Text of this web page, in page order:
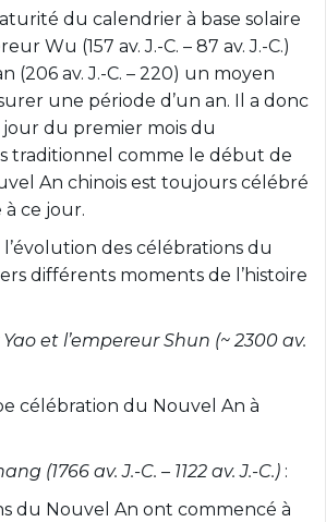
du calendrier à base solaire
Wu (157 av. J.-C. – 87 av. J.-C.)
(206 av. J.-C. – 220) un moyen
une période d’un an. Il a donc
du premier mois du
traditionnel comme le début de
An chinois est toujours célébré
ce jour.
des célébrations du
différents moments de l’histoire
et l’empereur Shun (~ 2300 av.
célébration du Nouvel An à
(1766 av. J.-C. – 1122 av. J.-C.) :
du Nouvel An ont commencé à